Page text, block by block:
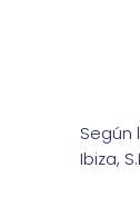
Según
Ibiza,